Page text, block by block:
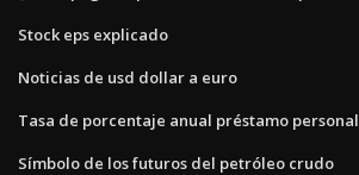
Stock eps explicado
Noticias de usd dollar a euro
Tasa de porcentaje anual préstamo personal
Símbolo de los futuros del petróleo crudo